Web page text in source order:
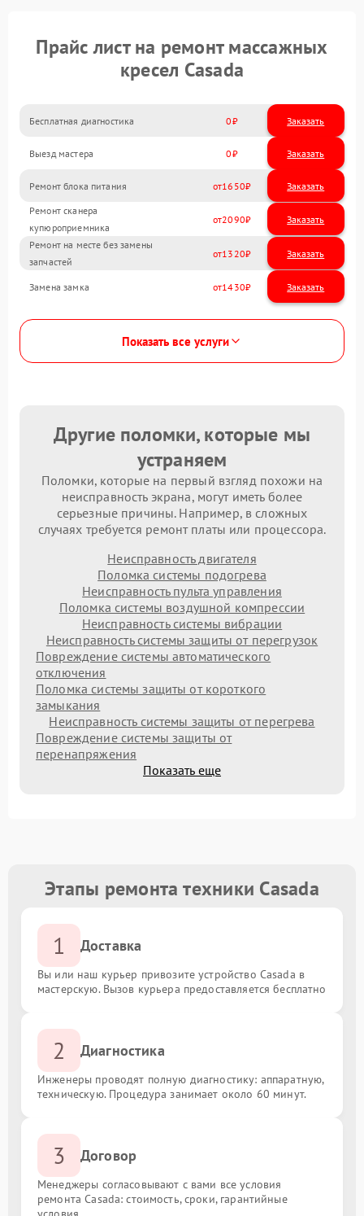
Прайс лист на ремонт массажных
кресел Casada
Бесплатная диагностика 0 Заказать
Выезд мастера 0 Заказать
Ремонт блока питания 1650
Ремонт сканера
купюроприемника
2090
Ремонт на месте без замены
запчастей
1320
Замена замка 1430
Показать все услуги
Другие поломки, которые мы
устраняем
Поломки, которые на первый взгляд похожи на
неисправность экрана, могут иметь более
серьезные причины. Например, в сложных
случаях требуется ремонт платы или процессора.
Неисправность двигателя
Поломка системы подогрева
Неисправность пульта управления
Поломка системы воздушной компрессии
Неисправность системы вибрации
Неисправность системы защиты от перегрузок
Повреждение системы автоматического
отключения
Поломка системы защиты от короткого
замыкания
Неисправность системы защиты от перегрева
Повреждение системы защиты от
перенапряжения
Показать еще
Этапы ремонта техники Casada
1 Доставка
Вы или наш курьер привозите устройство Casada в
мастерскую. Вызов курьера предоставляется бесплатно
2 Диагностика
Инженеры проводят полную диагностику: аппаратную,
техническую. Процедура занимает около 60 минут.
3 Договор
Менеджеры согласовывают с вами все условия
ремонта Casada: стоимость, сроки, гарантийные